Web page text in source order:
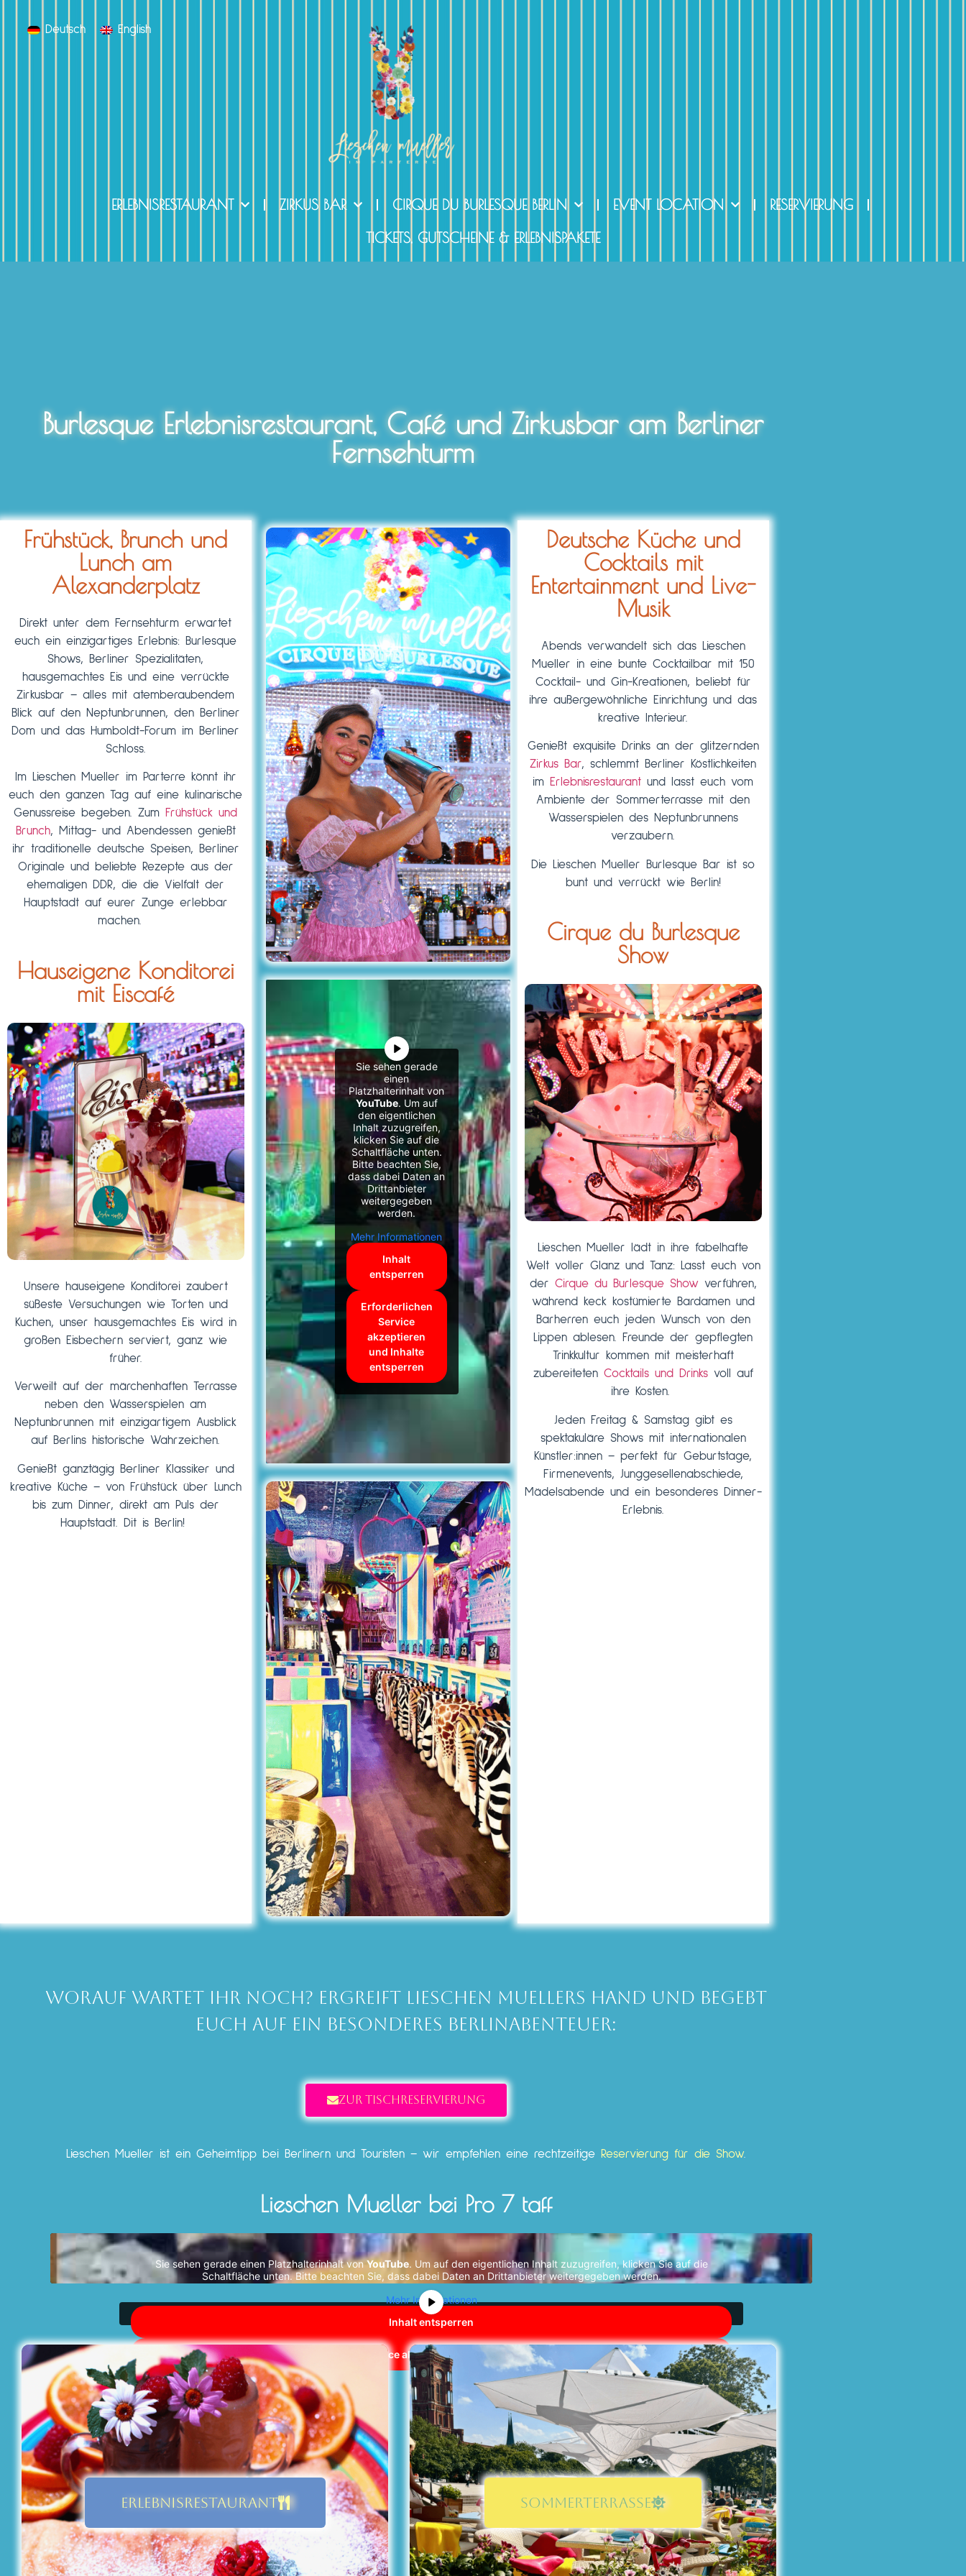
Deutsch English
ERLEBNISRESTAURANT ZIRKUS BAR CIRQUE DU BURLESQUE BERLIN EVENT LOCATION
RESERVIERUNG
TICKETS, GUTSCHEINE & ERLEBNISPAKETE
Burlesque Erlebnisrestaurant, Café und Zirkusbar am Berliner
Fernsehturm
Frühstück, Brunch und
Lunch am
Alexanderplatz
Direkt unter dem Fernsehturm erwartet
euch ein einzigartiges Erlebnis: Burlesque
Shows, Berliner Spezialitäten,
hausgemachtes Eis und eine verrückte
Zirkusbar – alles mit atemberaubendem
Blick auf den Neptunbrunnen, den Berliner
Dom und das Humboldt-Forum im Berliner
Schloss.
Im Lieschen Mueller im Parterre könnt ihr
euch den ganzen Tag auf eine kulinarische
Genussreise begeben. Zum Frühstück und
Brunch, Mittag- und Abendessen genießt
ihr traditionelle deutsche Speisen, Berliner
Originale und beliebte Rezepte aus der
ehemaligen DDR, die die Vielfalt der
Hauptstadt auf eurer Zunge erlebbar
machen.
Hauseigene Konditorei
mit Eiscafé
Unsere hauseigene Konditorei zaubert
süßeste Versuchungen wie Torten und
Kuchen, unser hausgemachtes Eis wird in
großen Eisbechern serviert, ganz wie
früher.
Verweilt auf der märchenhaften Terrasse
neben den Wasserspielen am
Neptunbrunnen mit einzigartigem Ausblick
auf Berlins historische Wahrzeichen.
Genießt ganztägig Berliner Klassiker und
kreative Küche – von Frühstück über Lunch
bis zum Dinner, direkt am Puls der
Hauptstadt. Dit is Berlin!
Sie sehen gerade
einen
Platzhalterinhalt von
YouTube. Um auf
den eigentlichen
Inhalt zuzugreifen,
klicken Sie auf die
Schaltfläche unten.
Bitte beachten Sie,
dass dabei Daten an
Drittanbieter
weitergegeben
werden.
Mehr Informationen
Inhalt
entsperren
Erforderlichen
Service
akzeptieren
und Inhalte
entsperren
Deutsche Küche und
Cocktails mit
Entertainment und Live-
Musik
Abends verwandelt sich das Lieschen
Mueller in eine bunte Cocktailbar mit 150
Cocktail- und Gin-Kreationen, beliebt für
ihre außergewöhnliche Einrichtung und das
kreative Interieur.
Genießt exquisite Drinks an der glitzernden
Zirkus Bar, schlemmt Berliner Köstlichkeiten
im Erlebnisrestaurant und lasst euch vom
Ambiente der Sommerterrasse mit den
Wasserspielen des Neptunbrunnens
verzaubern.
Die Lieschen Mueller Burlesque Bar ist so
bunt und verrückt wie Berlin!
Cirque du Burlesque
Show
Lieschen Mueller lädt in ihre fabelhafte
Welt voller Glanz und Tanz:
Lasst euch von
der Cirque du Burlesque Showverführen,
während keck kostümierte Bardamen und
Barherren euch jeden Wunsch von den
Lippen ablesen. Freunde der gepflegten
Trinkkultur kommen mit meisterhaft
zubereiteten Cocktails und Drinksvoll auf
ihre Kosten.
Jeden Freitag & Samstag gibt es
spektakuläre Shows mit internationalen
Künstler:innen – perfekt für Geburtstage,
Firmenevents, Junggesellenabschiede,
Mädelsabende und ein besonderes Dinner-
Erlebnis.
Worauf wartet ihr noch? Ergreift Lieschen Muellers Hand und begebt
euch auf ein besonderes Berlinabenteuer:
ZUR TISCHRESERVIERUNG
Lieschen Mueller ist ein Geheimtipp bei Berlinern und Touristen – wir empfehlen eine rechtzeitige Reservierung für die Show.
Lieschen Mueller bei Pro 7 taff
Sie sehen gerade einen Platzhalterinhalt vonYouTube. Um auf den eigentlichen Inhalt zuzugreifen, klicken Sie auf die
Schaltfläche unten. Bitte beachten Sie, dass dabei Daten an Drittanbieter weitergegeben werden.
Mehr Informationen
Inhalt entsperren
Erforderlichen Service akzeptieren und Inhalte entsperren
ERLEBNISRESTAURANT SOMMERTERRASSE